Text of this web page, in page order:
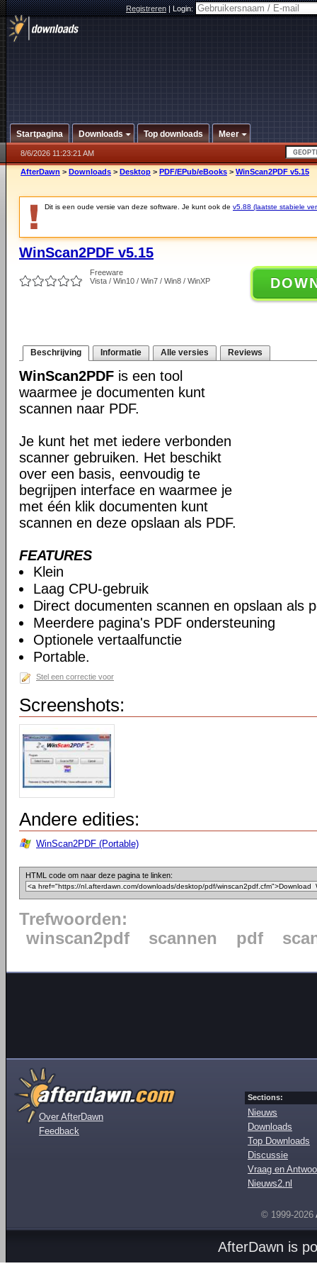
Registreren|Login:
Startpagina Downloads Top downloads Meer
8/6/2026 11:23:21 AM
AfterDawn > Downloads > Desktop > PDF/EPub/eBooks > WinScan2PDF v5.15
Dit is een oude versie van deze software. Je kunt ook de v5.88 (laatste stabiele
WinScan2PDF v5.15
Freeware
Vista / Win10 / Win7 / Win8 / WinXP
Beschrijving Informatie Alle versies Reviews
WinScan2PDF is een tool
waarmee je documenten kunt
scannen naar PDF.
Je kunt het met iedere verbonden
scanner gebruiken. Het beschikt
over een basis, eenvoudig te
begrijpen interface en waarmee je
met één klik documenten kunt
scannen en deze opslaan als PDF.
FEATURES
Klein
Laag CPU-gebruik
Direct documenten scannen en opslaan als
Meerdere pagina's PDF ondersteuning
Optionele vertaalfunctie
Portable.
Stel een correctie voor
Screenshots:
Andere edities:
WinScan2PDF (Portable)
HTML code om naar deze pagina te linken:
Trefwoorden:
winscan2pdf
scannen pdf
Over AfterDawn
Feedback
Sections:
Nieuws
Downloads
Top Downloads
Discussie
Vraag en
Nieuws2.nl
© 1999-2026
AfterDawn is